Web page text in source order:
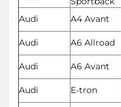
Audi
A4 Avant
Audi
A6 Allroad
Audi
A6 Avant
Audi
E-tron